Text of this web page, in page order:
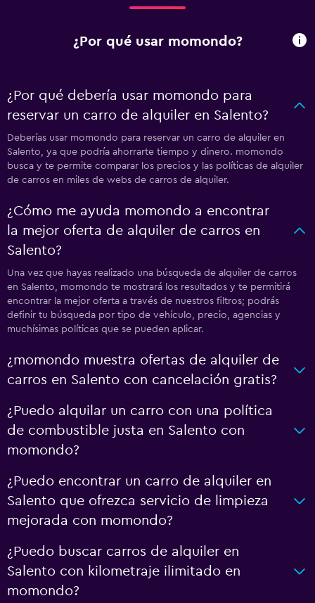
¿Por qué usar momondo?
¿Por qué debería usar momondo para
reservar un carro de alquiler en Salento?
Deberías usar momondo para reservar un carro de alquiler en
Salento, ya que podría ahorrarte tiempo y dinero. momondo
busca y te permite comparar los precios y las políticas de alquiler
de carros en miles de webs de carros de alquiler.
¿Cómo me ayuda momondo a encontrar
la mejor oferta de alquiler de carros en
Salento?
Una vez que hayas realizado una búsqueda de alquiler de carros
en Salento, momondo te mostrará los resultados y te permitirá
encontrar la mejor oferta a través de nuestros filtros; podrás
definir tu búsqueda por tipo de vehículo, precio, agencias y
muchísimas políticas que se pueden aplicar.
¿momondo muestra ofertas de alquiler de
carros en Salento con cancelación gratis?
¿Puedo alquilar un carro con una política
de combustible justa en Salento con
momondo?
¿Puedo encontrar un carro de alquiler en
Salento que ofrezca servicio de limpieza
mejorada con momondo?
¿Puedo buscar carros de alquiler en
Salento con kilometraje ilimitado en
momondo?